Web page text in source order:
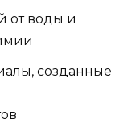
от воды и
созданные